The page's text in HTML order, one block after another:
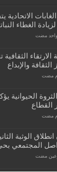
الاتحادية
الغطاء
واحد مضت
الارتقاء
الثقافة والإبداع
الحيوانية
القطاع
انطلاق الوثبة
المجتمعي
مضت